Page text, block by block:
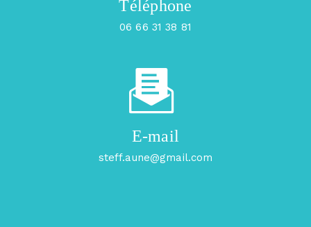
Téléphone
06 66 31 38 81
E-mail
steff.aune@gmail.com